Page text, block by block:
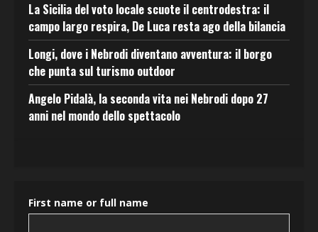
La Sicilia del voto locale scuote il centrodestra: il
campo largo respira, De Luca resta ago della bilancia
Longi, dove i Nebrodi diventano avventura: il borgo
che punta sul turismo outdoor
Angelo Pidalà, la seconda vita nei Nebrodi dopo 27
anni nel mondo dello spettacolo
First name or full name